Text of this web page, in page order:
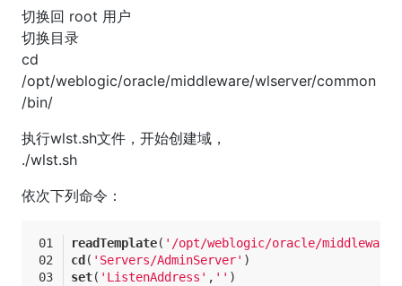
切换回 root 用户
切换目录
cd
/opt/weblogic/oracle/middleware/wlserver/common
/bin/
执行wlst.sh文件，开始创建域，
./wlst.sh
依次下列命令：
readTemplate( '/opt/weblogic/oracle/
cd ( 'Servers/AdminServer' )
set( 'ListenAddress' , '' )